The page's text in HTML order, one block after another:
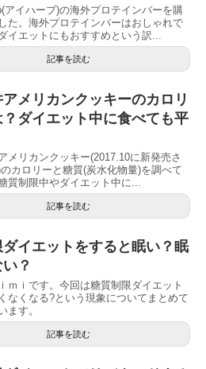
アイハーブ)の海外プロテインバーを購
た。海外プロテインバーはおしゃれで
イエットにもおすすめという訳...
記事を読む
メリカンクッキーのカロリ
ダイエット中に食べても平
メリカンクッキー(2017.10に新発売さ
カロリーと糖質(炭水化物量)を調べて
質制限中やダイエット中に...
記事を読む
イエットをすると眠い？眠
？
ｍｉです。今回は糖質制限ダイエット
なくなる?という現象についてまとめて
ます。
記事を読む